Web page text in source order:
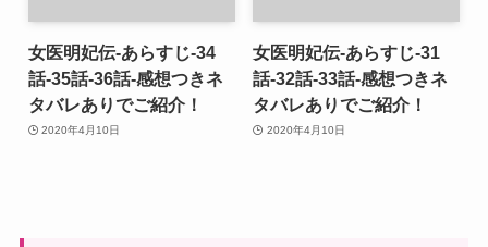
女医明妃伝-あらすじ-34
話-35話-36話-感想つきネ
タバレありでご紹介！
2020年4月10日
女医明妃伝-あらすじ-31
話-32話-33話-感想つきネ
タバレありでご紹介！
2020年4月10日